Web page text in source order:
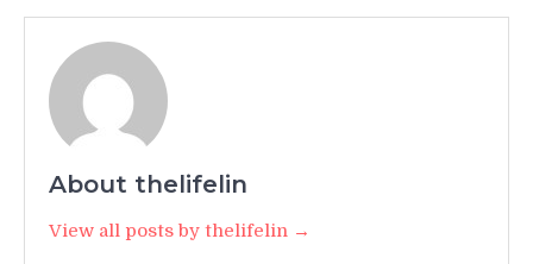
About thelifelin
View all posts by thelifelin →